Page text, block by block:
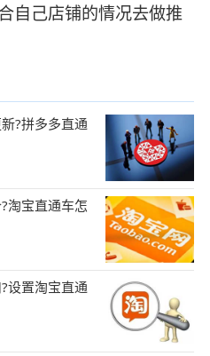
自己店铺的情况去做推
?拼多多直通
淘宝直通车怎
设置淘宝直通